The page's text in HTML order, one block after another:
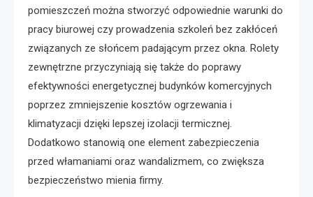
pomieszczeń można stworzyć odpowiednie warunki do
pracy biurowej czy prowadzenia szkoleń bez zakłóceń
związanych ze słońcem padającym przez okna. Rolety
zewnętrzne przyczyniają się także do poprawy
efektywności energetycznej budynków komercyjnych
poprzez zmniejszenie kosztów ogrzewania i
klimatyzacji dzięki lepszej izolacji termicznej.
Dodatkowo stanowią one element zabezpieczenia
przed włamaniami oraz wandalizmem, co zwiększa
bezpieczeństwo mienia firmy.